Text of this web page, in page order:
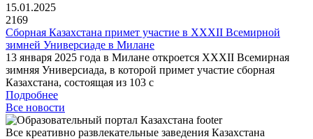
15.01.2025
2169
Сборная Казахстана примет участие в XXXII Всемирной
зимней Универсиаде в Милане
13 января 2025 года в Милане откроется XXXII Всемирная
зимняя Универсиада, в которой примет участие сборная
Казахстана, состоящая из 103 с
Подробнее
Все новости
Все креативно развлекательные заведения Казахстана